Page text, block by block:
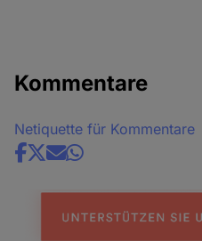
Kommentare
Netiquette für Kommentare
Share
news